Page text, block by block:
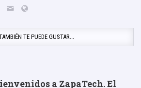
TE PUEDE GUSTAR...
a ZapaTech. El